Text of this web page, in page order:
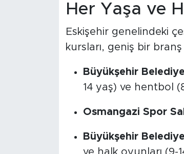
Her Yaşa ve
Eskişehir genelindeki
kursları, geniş bir
Büyükşehir
14 yaş) ve hentbol
Osmangazi Spor
Büyükşehir
ve halk oyunları